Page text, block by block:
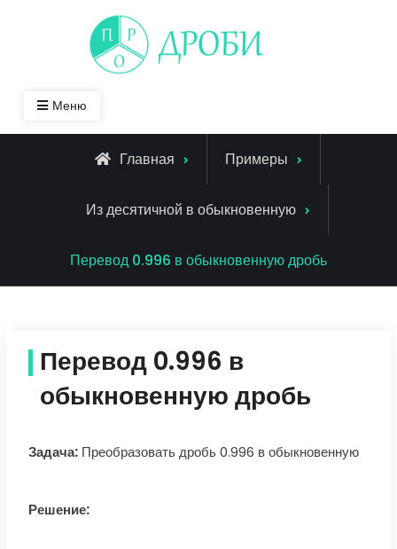
Меню
Главная Примеры
Из десятичной в обыкновенную
Перевод 0.996 в обыкновенную дробь
Перевод 0.996 в
обыкновенную дробь
Задача:Преобразовать дробь 0.996 в обыкновенную
Решение: